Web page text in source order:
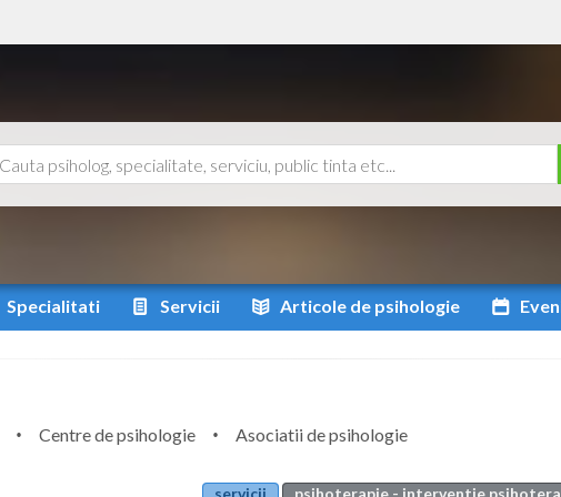
Specialitati Servicii Articole de psihologie
Centre de psihologie
Asociatii de psihologie
servicii psihoterapie - interventie